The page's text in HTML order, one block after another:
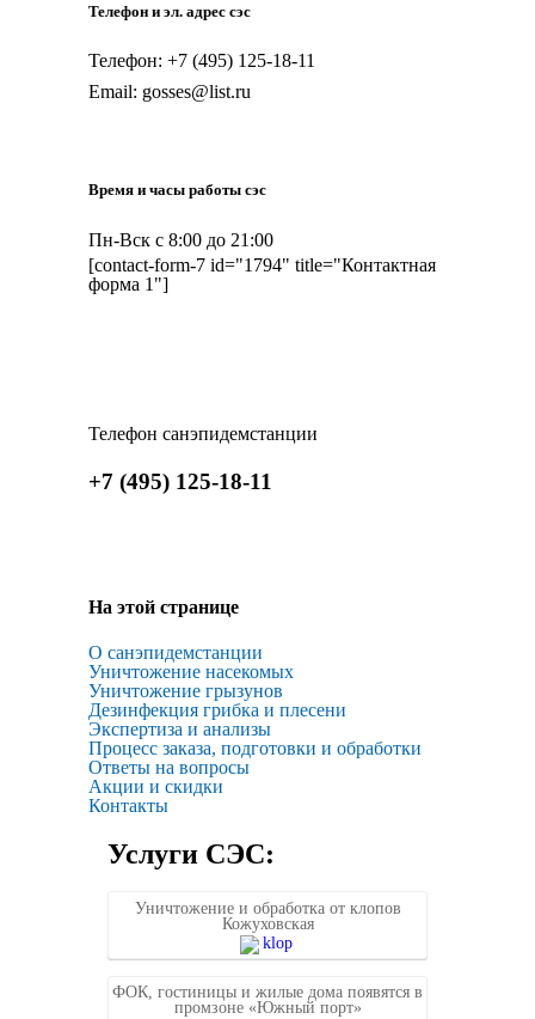
Телефон и эл. адрес сэс
Телефон: +7 (495) 125-18-11
Email: gosses@list.ru
Время и часы работы сэс
Пн-Вск с 8:00 до 21:00
[contact-form-7 id="1794" title="Контактная
форма 1"]
Телефон санэпидемстанции
+7 (495) 125-18-11
На этой странице
О санэпидемстанции
Уничтожение насекомых
Уничтожение грызунов
Дезинфекция грибка и плесени
Экспертиза и анализы
Процесс заказа, подготовки и обработки
Ответы на вопросы
Акции и скидки
Контакты
Услуги СЭС:
Уничтожение и обработка от клопов
Кожуховская
ФОК, гостиницы и жилые дома появятся в
промзоне «Южный порт»